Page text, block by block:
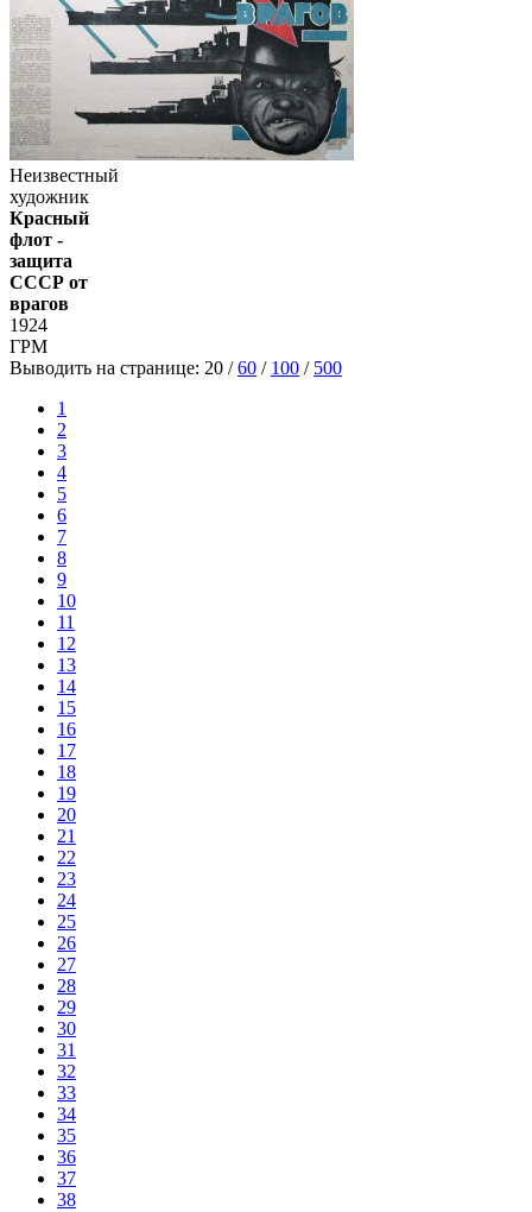
Неизвестный
художник
Красный
флот -
защита
СССР от
врагов
1924
ГРМ
Выводить на странице: 20 /60 / 100 / 500
1
2
3
4
5
6
7
8
9
10
11
12
13
14
15
16
17
18
19
20
21
22
23
24
25
26
27
28
29
30
31
32
33
34
35
36
37
38